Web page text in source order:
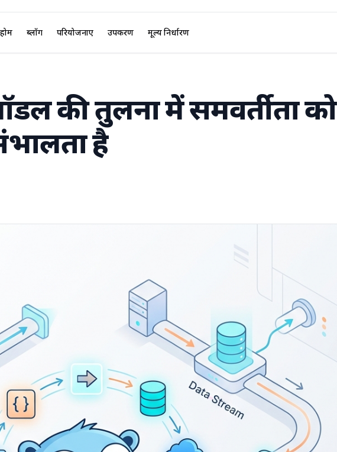
होम ब्लॉग परियोजनाएं उपकरण मूल्य निर्धारण
मॉडल की तुलना में समवर्तीता को
है